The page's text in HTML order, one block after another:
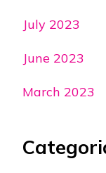
July 2023
June 2023
March 2023